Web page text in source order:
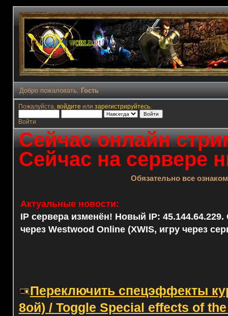
Добро пожаловать, Гость
Пожалуйста, войдите или зарегистрируйтесь.
Войти
Сейчас онлайн
Сейчас на сервере
Обязательно все
Актуальные новости:
IP сервера изменён! Новый IP: 45.144.64.229.
через Westwood Online (XWIS, игру через
Переключить спецэффекты
8ой) / Toggle Special effects of